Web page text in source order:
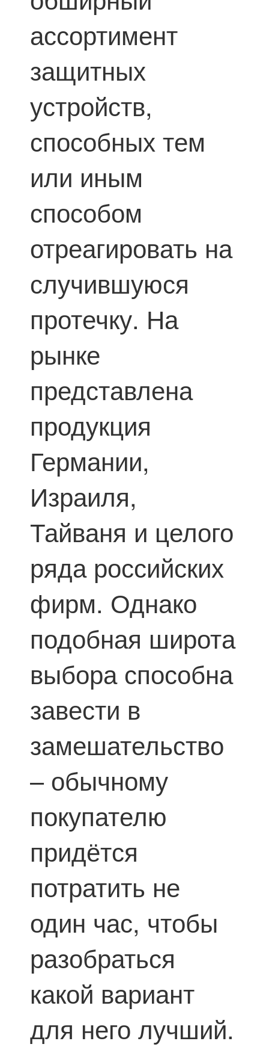
ассортимент
защитных
устройств,
способных тем
или иным
способом
отреагировать на
случившуюся
протечку. На
рынке
представлена
продукция
Германии,
Израиля,
Тайваня и целого
ряда российских
фирм. Однако
подобная широта
выбора способна
завести в
замешательство
– обычному
покупателю
придётся
потратить не
один час, чтобы
разобраться
какой вариант
для него лучший.